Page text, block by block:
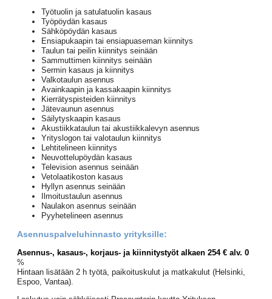
Työtuolin ja satulatuolin kasaus
Työpöydän kasaus
Sähköpöydän kasaus
Ensiapukaapin tai ensiapuaseman kiinnitys
Taulun tai peilin kiinnitys seinään
Sammuttimen kiinnitys seinään
Sermin kasaus ja kiinnitys
Valkotaulun asennus
Avainkaapin ja kassakaapin kiinnitys
Kierrätyspisteiden kiinnitys
Jätevaunun asennus
Säilytyskaapin kasaus
Akustiikkataulun tai akustiikkalevyn asennus
Yrityslogon tai valotaulun kiinnitys
Lehtitelineen kiinnitys
Neuvottelupöydän kasaus
Television asennus seinään
Vetolaatikoston kasaus
Hyllyn asennus seinään
Ilmoitustaulun asennus
Naulakon asennus seinään
Pyyhetelineen asennus
Asennuspalveluhinnasto yrityksille:
Asennus-, kasaus-, korjaus- ja kiinnitystyöt alkaen 254 € alv. 0
%
Hintaan lisätään 2 h työtä, paikoituskulut ja matkakulut (Helsinki,
Espoo, Vantaa).